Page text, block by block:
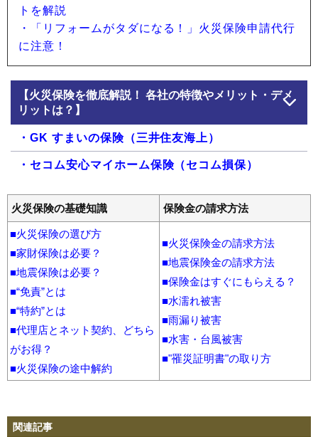
トを解説
・「リフォームがタダになる！」火災保険申請代行
に注意！
【火災保険を徹底解説！ 各社の特徴やメリット・デメ
リットは？】
・GK すまいの保険（三井住友海上）
・セコム安心マイホーム保険（セコム損保）
・タフ・すまいの保険（あいおいニッセイ同和損
保）
・トータルアシスト住まいの保険（東京海上日動火
災）
・SBI損保の火災保険（SBI損保）
・住自在 すまいの保険（日新火災海上保険）
・THE すまいの保険（損保ジャパン）
・ホームアシスト（楽天損保）
・ホームプロテクト総合保険（AIG損保）
火災保険の基礎知識 保険金の請求方法
■火災保険の選び方
■家財保険は必要？
■地震保険は必要？
■“免責”とは
■“特約”とは
■代理店とネット契約、どちら
がお得？
■火災保険の途中解約
■火災保険金の請求方法
■地震保険金の請求方法
■保険金はすぐにもらえる？
■水濡れ被害
■雨漏り被害
■水害・台風被害
■"罹災証明書"の取り方
関連記事